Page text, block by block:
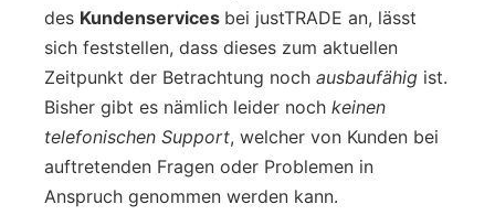
des Kundenservices bei justTRADE an, lässt
sich feststellen, dass dieses zum aktuellen
Zeitpunkt der Betrachtung noch ausbaufähig ist.
Bisher gibt es nämlich leider noch keinen
telefonischen Support, welcher von Kunden bei
auftretenden Fragen oder Problemen in
Anspruch genommen werden kann.